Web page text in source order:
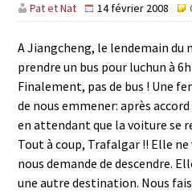
Pat et Nat 14 février 2008
A Jiangcheng, le lendemain du
prendre un bus pour luchun à
Finalement, pas de bus ! Une
de nous emmener: après
en attendant que la voiture se
Tout à coup, Trafalgar !! Elle
nous demande de descendre.
une autre destination. Nous